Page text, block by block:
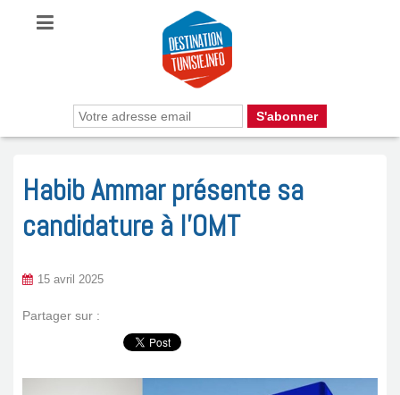
Habib Ammar présente sa
candidature à l’OMT
15 avril 2025
Partager sur :